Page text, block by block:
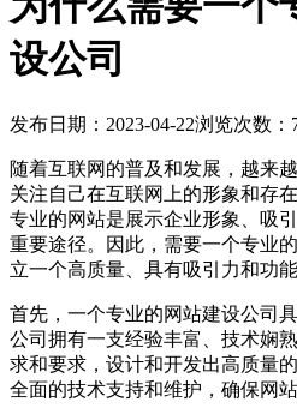
设公司
发布日期：2023-04-22浏览次数：
随着互联网的普及和发展，越来
关注自己在互联网上的形象和存
专业的网站是展示企业形象、吸
重要途径。因此，需要一个专业
立一个高质量、具有吸引力和功能
首先，一个专业的网站建设公司
公司拥有一支经验丰富、技术娴
求和要求，设计和开发出高质量
全面的技术支持和维护，确保网